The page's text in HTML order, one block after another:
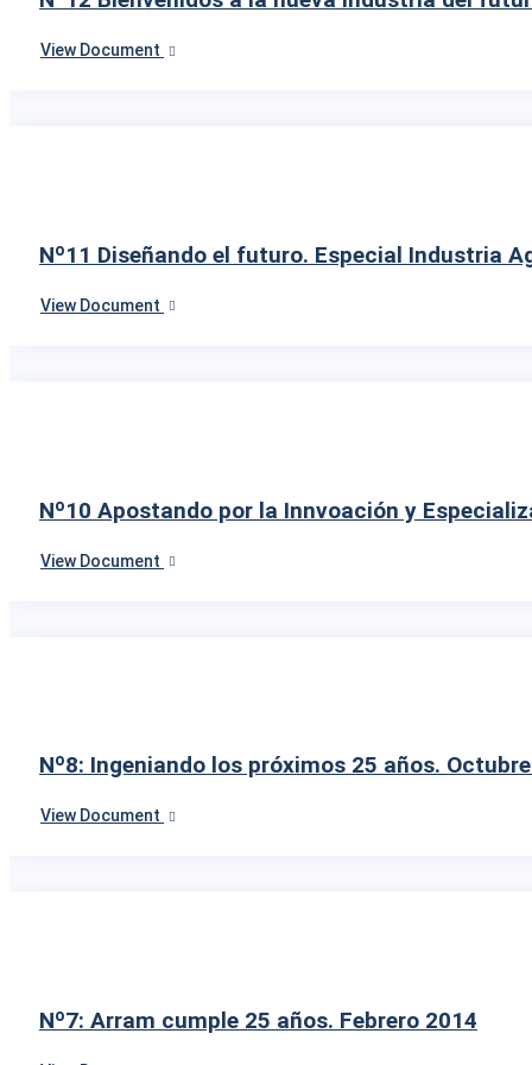
View Document
Nº11 Diseñando el futuro. Especial Industria
View Document
Nº10 Apostando por la Innvoación y
View Document
Nº8: Ingeniando los próximos 25 años.
View Document
Nº7: Arram cumple 25 años. Febrero 2014